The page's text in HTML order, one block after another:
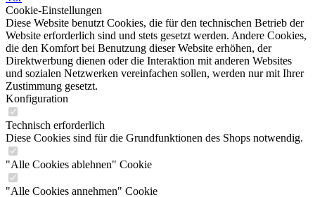
Cookie-Einstellungen
Diese Website benutzt Cookies, die für den technischen Betrieb der
Website erforderlich sind und stets gesetzt werden. Andere Cookies,
die den Komfort bei Benutzung dieser Website erhöhen, der
Direktwerbung dienen oder die Interaktion mit anderen Websites
und sozialen Netzwerken vereinfachen sollen, werden nur mit Ihrer
Zustimmung gesetzt.
Konfiguration
Technisch erforderlich
Diese Cookies sind für die Grundfunktionen des Shops notwendig.
"Alle Cookies ablehnen" Cookie
"Alle Cookies annehmen" Cookie